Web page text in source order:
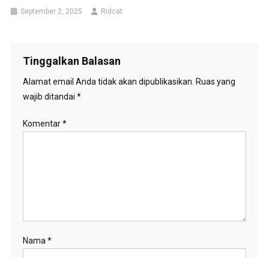
September 2, 2025 Ridcat
Tinggalkan Balasan
Alamat email Anda tidak akan dipublikasikan. Ruas yang
wajib ditandai *
Komentar*
Nama*